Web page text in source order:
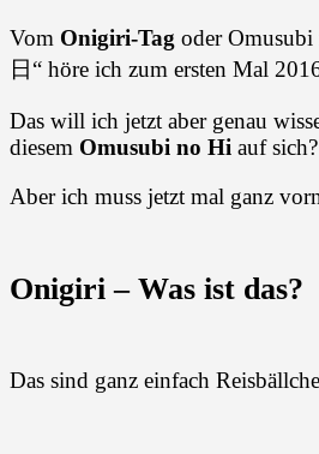
Vom Onigiri-Tag oder
日“ höre ich zum ersten Mal
Das will ich jetzt aber genau
diesem Omusubi no Hi auf sich?
Aber ich muss jetzt mal ganz
Onigiri – Was ist das?
Das sind ganz einfach